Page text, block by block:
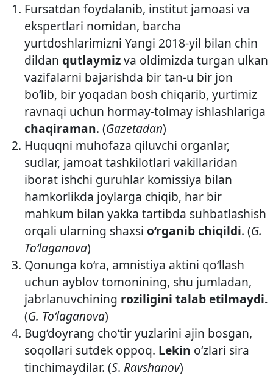
Fursatdan foydalanib, institut jamoasi va
ekspertlari nomidan, barcha
yurtdoshlarimizni Yangi 2018-yil bilan chin
dildan qutlaymizva oldimizda turgan ulkan
vazifalarni bajarishda bir tan-u bir jon
bo‘lib, bir yoqadan bosh chiqarib, yurtimiz
ravnaqi uchun hormay-tolmay ishlashlariga
chaqiraman. (Gazetadan)
Huquqni muhofaza qiluvchi organlar,
sudlar, jamoat tashkilotlari vakillaridan
iborat ishchi guruhlar komissiya bilan
hamkorlikda joylarga chiqib, har bir
mahkum bilan yakka tartibda suhbatlashish
orqali ularning shaxsi o‘rganib chiqildi. (G.
To‘laganova)
Qonunga ko‘ra, amnistiya aktini qo‘llash
uchun ayblov tomonining, shu jumladan,
jabrlanuvchining roziligini talab etilmaydi.
(G. To‘laganova)
Bug‘doyrang cho‘tir yuzlarini ajin bosgan,
soqollari sutdek oppoq. Lekin o‘zlari sira
tinchimaydilar. (S. Ravshanov)